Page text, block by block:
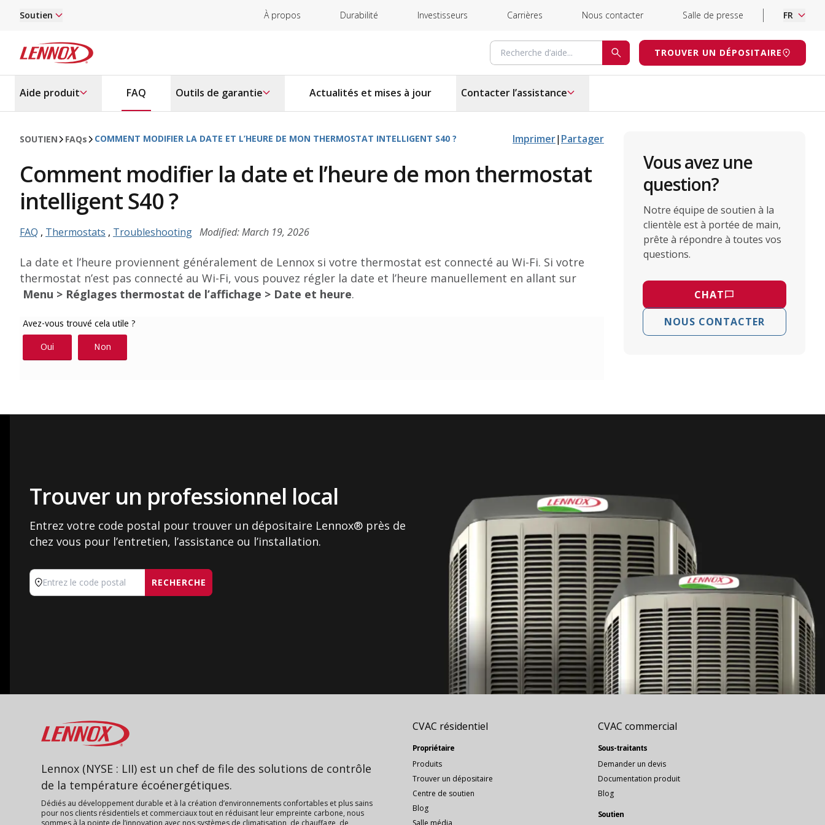
Soutien À propos Durabilité Investisseurs Carrières Nous contacter Salle de presse FR
Lennox
Recherche d’aide
RECHERCHETROUVER UN DÉPOSITAIRE
Aide produit FAQ Outils de garantie Actualités et mises à jour Contacter l’assistance
SOUTIEN FAQs COMMENT MODIFIER LA DATE ET L’HEURE DE MON THERMOSTAT INTELLIGENT S40 ? Imprimer| Partager
Comment modifier la date et l’heure de mon thermostat
intelligent S40 ?
FAQ , Thermostats , Troubleshooting Modified: March 19, 2026
La date et l’heure proviennent généralement de Lennox si votre thermostat est connecté au Wi-Fi. Si votre
thermostat n’est pas connecté au Wi-Fi, vous pouvez régler la date et l’heure manuellement en allant sur
Menu > Réglages thermostat de l’affichage > Date et heure.
Vous avez une
question?
Notre équipe de soutien à la
clientèle est à portée de main,
prête à répondre à toutes vos
questions.
CHAT
NOUS CONTACTER
Trouver un professionnel local
Entrez votre code postal pour trouver un dépositaire Lennox® près de
chez vous pour l’entretien, l’assistance ou l’installation.
Entrez le code postal RECHERCHE
Lennox
Lennox (NYSE : LII) est un chef de file des solutions de contrôle
de la température écoénergétiques.
Dédiés au développement durable et à la création d’environnements confortables et plus sains
pour nos clients résidentiels et commerciaux tout en réduisant leur empreinte carbone, nous
sommes à la pointe de l’innovation avec nos systèmes de climatisation, de chauffage, de
CVAC résidentiel
Propriétaire
Produits
Trouver un dépositaire
Centre de soutien
Blog
Salle média
CVAC commercial
Sous-traitants
Demander un devis
Documentation produit
Blog
Soutien